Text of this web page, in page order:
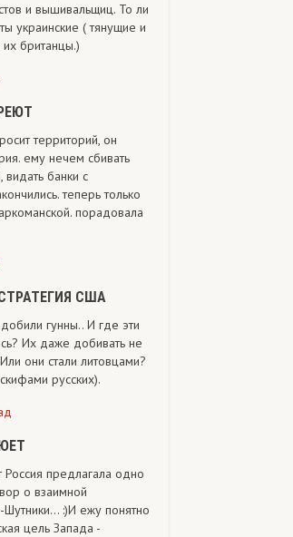
и вышивальщиц. То ли
украинские ( тянущие и
британцы.)
территорий, он
ему нечем сбивать
видать банки с
теперь только
порадовала
США
гунны.. И где эти
Их даже добивать не
они стали литовцами?
русских).
Россия предлагала одно
о взаимной
Шутники... :)И ежу понятно
цель Запада -